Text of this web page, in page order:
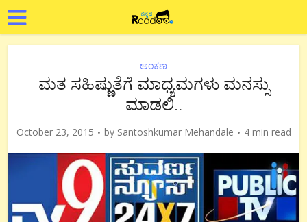
ಅಂಕಣ
ಮತ ಸಹಿಷ್ಣುತೆಗೆ ಮಾಧ್ಯಮಗಳು ಮನಸ್ಸು
ಮಾಡಲಿ..
October 23, 2015 by Santoshkumar Mehandale 4 min read